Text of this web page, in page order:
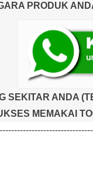
PRODUK
SEKITAR ANDA
MEMAKAI